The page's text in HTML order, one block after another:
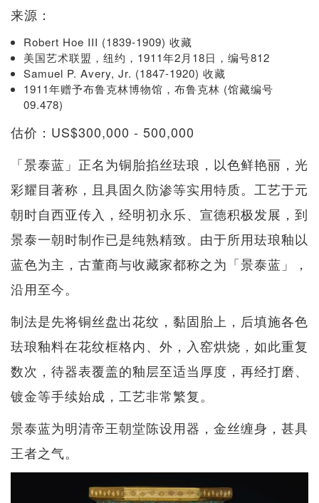
来源：
Robert Hoe III (1839-1909) 收藏
美国艺术联盟，纽约，1911年2月18日，编号812
Samuel P. Avery, Jr. (1847-1920) 收藏
1911年赠予布鲁克林博物馆，布鲁克林 (馆藏编号
09.478)
估价：US$300,000 - 500,000
「景泰蓝」正名为铜胎掐丝珐琅，以色鲜艳丽，光
彩耀目著称，且具固久防渗等实用特质。工艺于元
朝时自西亚传入，经明初永乐、宣德积极发展，到
景泰一朝时制作已是纯熟精致。由于所用珐琅釉以
蓝色为主，古董商与收藏家都称之为「景泰蓝」，
沿用至今。
制法是先将铜丝盘出花纹，黏固胎上，后填施各色
珐琅釉料在花纹框格内、外，入窑烘烧，如此重复
数次，待器表覆盖的釉层至适当厚度，再经打磨、
镀金等手续始成，工艺非常繁复。
景泰蓝为明清帝王朝堂陈设用器，金丝缠身，甚具
王者之气。